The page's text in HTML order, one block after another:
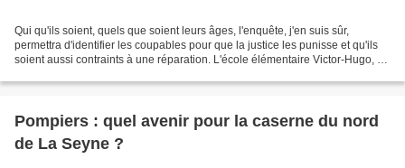
Qui qu'ils soient, quels que soient leurs âges, l'enquête, j'en suis sûr,
permettra d'identifier les coupables pour que la justice les punisse et qu'ils
soient aussi contraints à une réparation. L'école élémentaire Victor-Hugo, au
Pompiers : quel avenir pour la caserne du nord
de La Seyne ?